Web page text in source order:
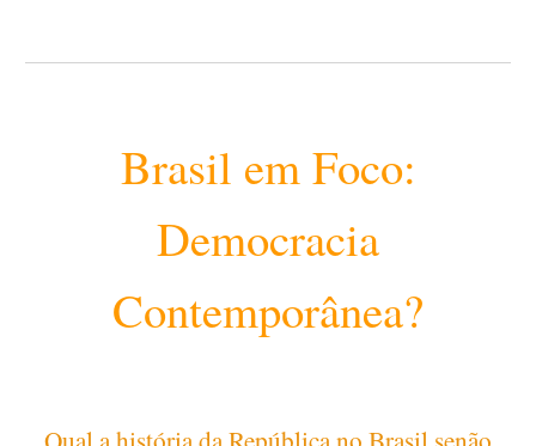
Brasil em Foco:
Democracia
Contemporânea?